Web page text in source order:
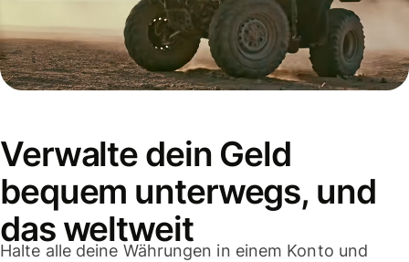
Verwalte dein Geld
bequem unterwegs, und
das weltweit
Halte alle deine Währungen in einem Konto und